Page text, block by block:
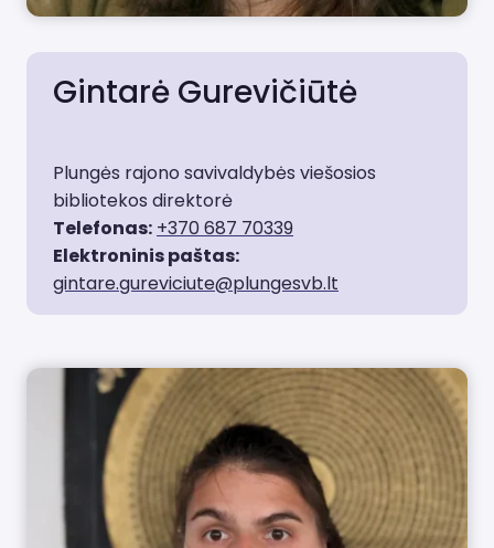
Gintarė Gurevičiūtė
Plungės rajono savivaldybės viešosios
bibliotekos direktorė
Telefonas: +370 687 70339
Elektroninis paštas:
gintare.gureviciute@plungesvb.lt